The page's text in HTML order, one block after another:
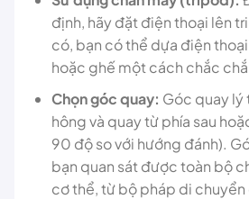
định, hãy đặt điện thoại lên
có, bạn có thể dựa điện
hoặc ghế một cách chắc
Chọn góc quay: Góc quay lý
hông và quay từ phía sau
90 độ so với hướng đánh).
bạn quan sát được toàn bộ
cơ thể, từ bộ pháp di